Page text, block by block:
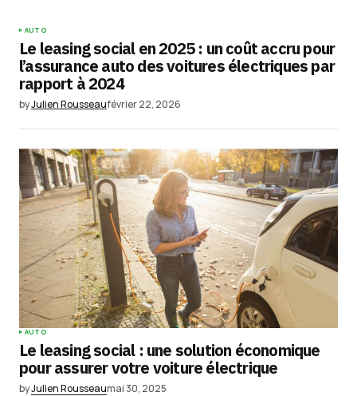
AUTO
Le leasing social en 2025 : un coût accru pour
l’assurance auto des voitures électriques par
rapport à 2024
byJulien Rousseaufévrier 22, 2026
AUTO
Le leasing social : une solution économique
pour assurer votre voiture électrique
byJulien Rousseaumai 30, 2025